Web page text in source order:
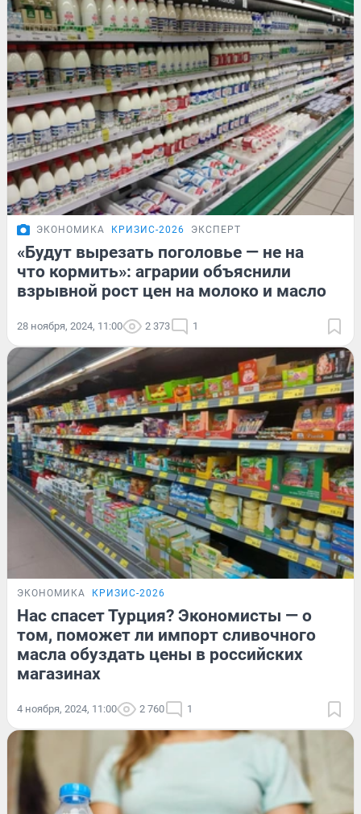
ЭКОНОМИКА КРИЗИС-2026 ЭКСПЕРТ
«Будут вырезать поголовье — не на
что кормить»: аграрии объяснили
взрывной рост цен на молоко и масло
28 ноября, 2024, 11:00 2 373 1
ЭКОНОМИКА КРИЗИС-2026
Нас спасет Турция? Экономисты — о
том, поможет ли импорт сливочного
масла обуздать цены в российских
магазинах
4 ноября, 2024, 11:00 2 760 1